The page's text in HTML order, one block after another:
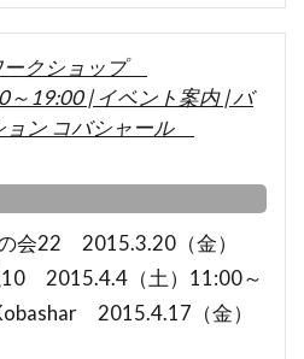
ークショップ
19:00 | イベント案内 | バ
ョン コバシャール
会22 2015.3.20（金）
10 2015.4.4（土）11:00～
2015.4.17（金）